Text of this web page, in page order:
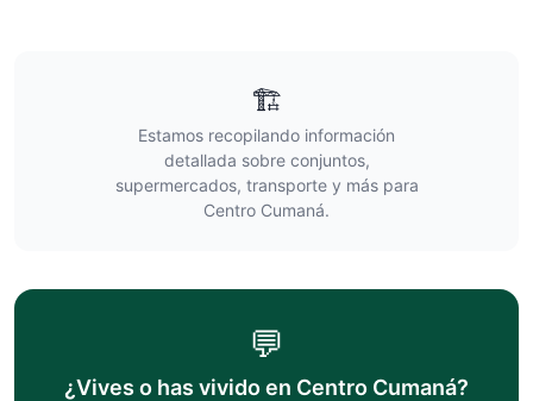
🏗️
Estamos recopilando información
detallada sobre conjuntos,
supermercados, transporte y más para
Centro Cumaná.
💬
¿Vives o has vivido en Centro Cumaná?